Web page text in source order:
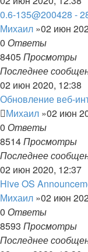
0.6-135@200428 -
Михаил »02 июн
0 Ответы
8405Просмотры
Последнее
02 июн 2020, 12:38
Обновление веб-
Михаил »02 июн
0 Ответы
8514Просмотры
Последнее
02 июн 2020, 12:37
Hive OS
Михаил »02 июн
0 Ответы
8593 Просмотры
Последнее